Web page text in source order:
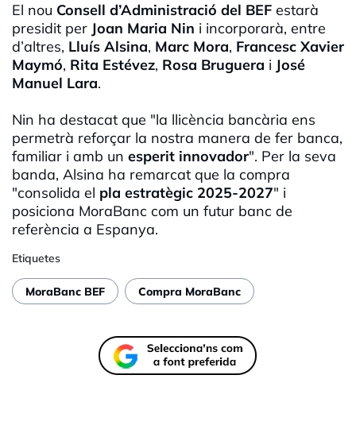
El nou Consell d’Administració del BEF estarà
presidit per Joan Maria Nin i incorporarà, entre
d’altres, Lluís Alsina, Marc Mora, Francesc Xavier
Maymó, Rita Estévez, Rosa Bruguera i José
Manuel Lara.
Nin ha destacat que "la llicència bancària ens
permetrà reforçar la nostra manera de fer banca,
familiar i amb un esperit innovador". Per la seva
banda, Alsina ha remarcat que la compra
"consolida el pla estratègic 2025-2027" i
posiciona MoraBanc com un futur banc de
referència a Espanya.
Etiquetes
MoraBanc BEF Compra MoraBanc